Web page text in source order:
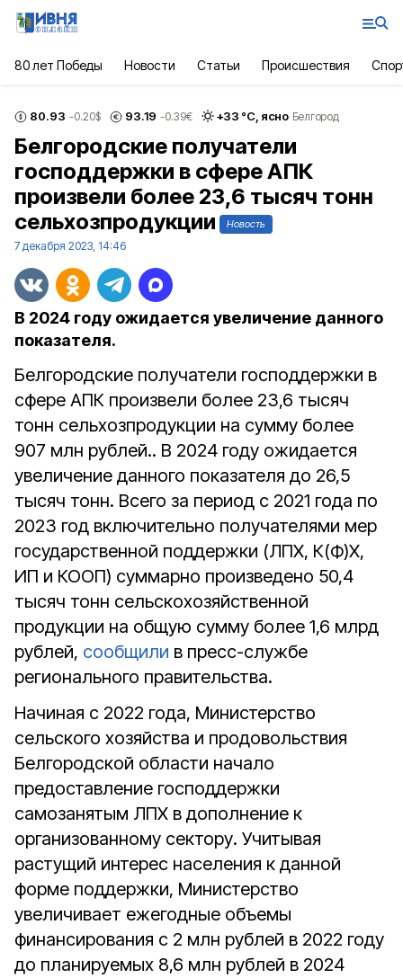
80 лет Победы Новости Статьи Происшествия
80.93 -0.20$ 93.19 -0.39€ +33 °С, ясно Белгород
Белгородские получатели
господдержки в сфере АПК
произвели более 23,6 тысяч тонн
сельхозпродукции
Новость
7 декабря 2023, 14:46
В 2024 году ожидается увеличение данного
показателя.
Белгородские получатели господдержки в
сфере АПК произвели более 23,6 тысяч
тонн сельхозпродукции на сумму более
907 млн рублей.. В 2024 году ожидается
увеличение данного показателя до 26,5
тысяч тонн. Всего за период с 2021 года по
2023 год включительно получателями мер
государственной поддержки (ЛПХ, К(Ф)Х,
ИП и КООП) суммарно произведено 50,4
тысяч тонн сельскохозяйственной
продукции на общую сумму более 1,6 млрд
рублей, сообщили в пресс-службе
регионального правительства.
Начиная с 2022 года, Министерство
сельского хозяйства и продовольствия
Белгородской области начало
предоставление господдержки
самозанятым ЛПХ в дополнение к
организованному сектору. Учитывая
растущий интерес населения к данной
форме поддержки, Министерство
увеличивает ежегодные объемы
финансирования с 2 млн рублей в 2022 году
до планируемых 8,6 млн рублей в 2024